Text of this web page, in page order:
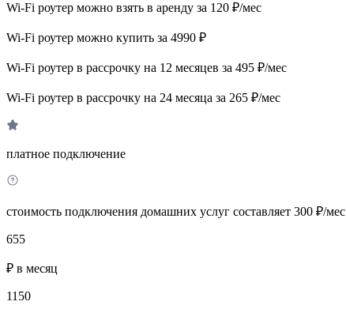
Wi-Fi роутер можно взять в аренду за 120 ₽/мес
Wi-Fi роутер можно купить за 4990 ₽
Wi-Fi роутер в рассрочку на 12 месяцев за 495 ₽/мес
Wi-Fi роутер в рассрочку на 24 месяца за 265 ₽/мес
платное подключение
стоимость подключения домашних услуг составляет 300 ₽/мес
655
₽ в месяц
1150